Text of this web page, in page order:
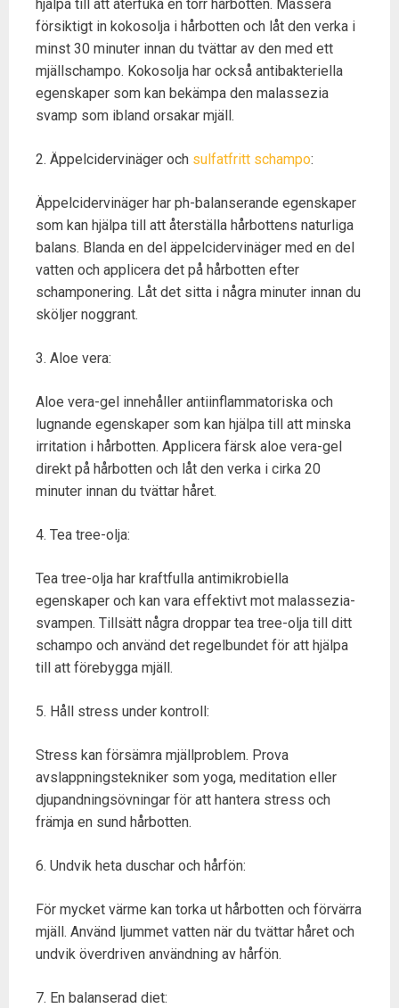
hjälpa till att återfuka en torr hårbotten. Massera
försiktigt in kokosolja i hårbotten och låt den verka i
minst 30 minuter innan du tvättar av den med ett
mjällschampo. Kokosolja har också antibakteriella
egenskaper som kan bekämpa den malassezia
svamp som ibland orsakar mjäll.
2. Äppelcidervinäger och sulfatfritt schampo:
Äppelcidervinäger har ph-balanserande egenskaper
som kan hjälpa till att återställa hårbottens naturliga
balans. Blanda en del äppelcidervinäger med en del
vatten och applicera det på hårbotten efter
schamponering. Låt det sitta i några minuter innan du
sköljer noggrant.
3. Aloe vera:
Aloe vera-gel innehåller antiinflammatoriska och
lugnande egenskaper som kan hjälpa till att minska
irritation i hårbotten. Applicera färsk aloe vera-gel
direkt på hårbotten och låt den verka i cirka 20
minuter innan du tvättar håret.
4. Tea tree-olja:
Tea tree-olja har kraftfulla antimikrobiella
egenskaper och kan vara effektivt mot malassezia-
svampen. Tillsätt några droppar tea tree-olja till ditt
schampo och använd det regelbundet för att hjälpa
till att förebygga mjäll.
5. Håll stress under kontroll:
Stress kan försämra mjällproblem. Prova
avslappningstekniker som yoga, meditation eller
djupandningsövningar för att hantera stress och
främja en sund hårbotten.
6. Undvik heta duschar och hårfön:
För mycket värme kan torka ut hårbotten och förvärra
mjäll. Använd ljummet vatten när du tvättar håret och
undvik överdriven användning av hårfön.
7. En balanserad diet: